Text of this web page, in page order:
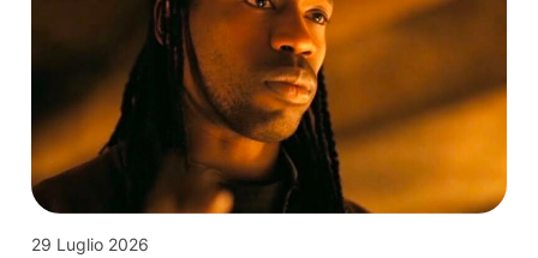
29 Luglio 2026